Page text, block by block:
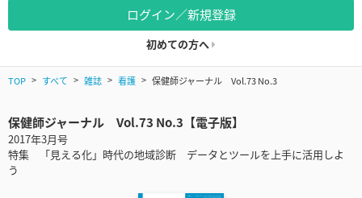
ログイン／新規登録
初めての方へ
TOP すべて 雑誌 看護 保健師ジャーナル Vol.73 No.3
保健師ジャーナル Vol.73 No.3【電子版】
2017年3月号
特集 「見える化」時代の地域診断 データとツールを上手に活用しよ
う